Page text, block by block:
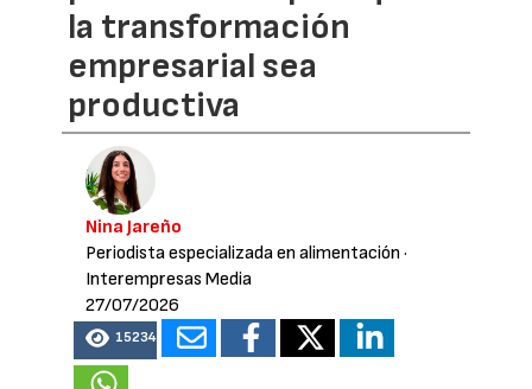
la transformación
empresarial sea
productiva
Nina Jareño
Periodista especializada en alimentación ·
Interempresas Media
27/07/2026
15234